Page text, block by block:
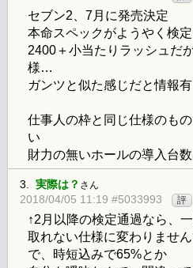
セブン2、7月に発売決定
本命スペックがようやく検
2400＋小当たりラッシュだ
様…
ガンツと似た感じだと情報有
仕事人の枠と同じ仕様のも
い
財力の無いホールの導入台
3. 実際は？ さん
2018/04/05 11:19 #5033993 評
↑2月以降の検定通過なら、
取れない仕様に変わりません
で、時短込みで65%とか